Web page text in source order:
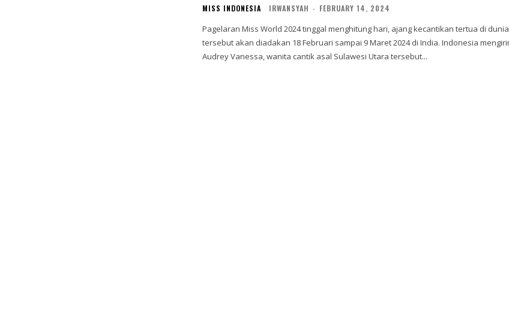
MISS INDONESIA IRWANSYAH - FEBRUARY 14, 2024
Pagelaran Miss World 2024 tinggal menghitung hari, ajang kecantikan tertua di dunia
tersebut akan diadakan 18 Februari sampai 9 Maret 2024 di India. Indonesia mengirim
Audrey Vanessa, wanita cantik asal Sulawesi Utara tersebut...